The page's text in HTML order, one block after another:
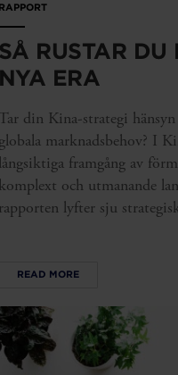
RUSTAR DU
ERA
din Kina-strategi
marknadsbehov? I
framgång av
och utmanande
lyfter sju
READ MORE